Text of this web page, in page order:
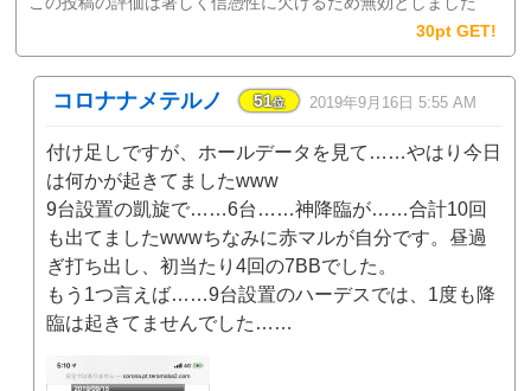
30pt GET!
コロナナメテルノ 51位 2019年9月16日 5:55 AM
付け足しですが、ホールデータを見て……やはり今日
は何かが起きてましたwww
9台設置の凱旋で……6台……神降臨が……合計10回
も出てましたwwwちなみに赤マルが自分です。昼過
ぎ打ち出し、初当たり4回の7BBでした。
もう1つ言えば……9台設置のハーデスでは、1度も降
臨は起きてませんでした……